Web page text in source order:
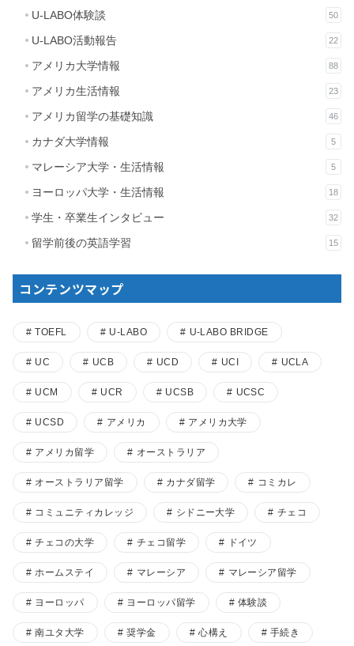
U-LABO体験談 50
U-LABO活動報告 22
アメリカ大学情報 88
アメリカ生活情報 23
アメリカ留学の基礎知識 46
カナダ大学情報 5
マレーシア大学・生活情報 5
ヨーロッパ大学・生活情報 18
学生・卒業生インタビュー 32
留学前後の英語学習 15
コンテンツマップ
TOEFL U-LABO U-LABO BRIDGE
UC UCB UCD UCI UCLA
UCM UCR UCSB UCSC
UCSD アメリカ アメリカ大学
アメリカ留学 オーストラリア
オーストラリア留学 カナダ留学 コミカレ
コミュニティカレッジ シドニー大学 チェコ
チェコの大学 チェコ留学 ドイツ
ホームステイ マレーシア マレーシア留学
ヨーロッパ ヨーロッパ留学 体験談
南ユタ大学 奨学金 心構え 手続き